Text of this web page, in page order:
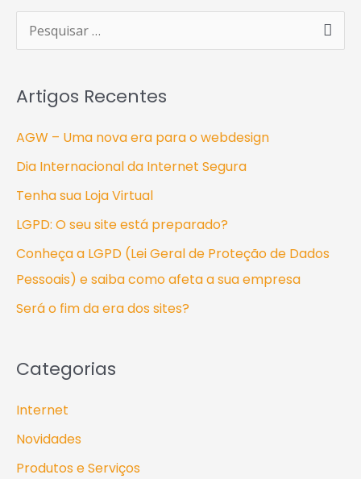
u
i
s
r
Artigos Recentes
AGW – Uma nova era para o webdesign
Dia Internacional da Internet Segura
Tenha sua Loja Virtual
LGPD: O seu site está preparado?
Conheça a LGPD (Lei Geral de Proteção de Dados
Pessoais) e saiba como afeta a sua empresa
Será o fim da era dos sites?
Categorias
Internet
Novidades
Produtos e Serviços